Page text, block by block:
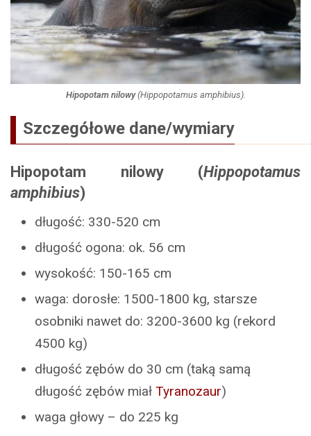
Hipopotam nilowy(Hippopotamus amphibius).
Szczegółowe dane/wymiary
Hipopotam nilowy (Hippopotamus
amphibius)
długość: 330-520 cm
długość ogona: ok. 56 cm
wysokość: 150-165 cm
waga: dorosłe: 1500-1800 kg, starsze
osobniki nawet do: 3200-3600 kg (rekord
4500 kg)
długość zębów do 30 cm (taką samą
długość zębów miał Tyranozaur)
waga głowy – do 225 kg